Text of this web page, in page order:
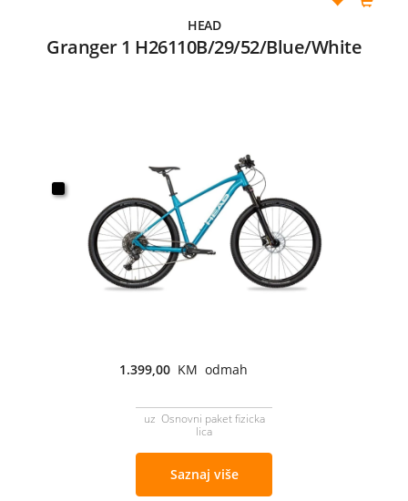
HEAD
Granger 1 H26110B/29/52/Blue/White
1.399,00 KM odmah
uz Osnovni paket fizicka
lica
Saznaj više